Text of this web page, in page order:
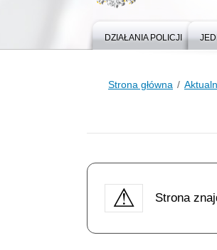
DZIAŁANIA POLICJI
Strona główna
Strona